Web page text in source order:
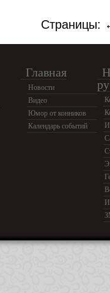
Страницы:
Главная
Новости
Видео
Юмор от конников
Календарь событий